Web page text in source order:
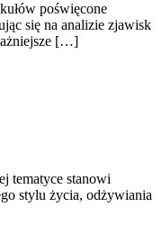
poświęcone
się na analizie zjawisk
[…]
tematyce stanowi
stylu życia, odżywiania